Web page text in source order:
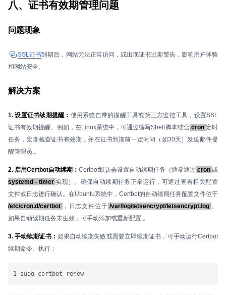
八、证书有效期管理问题
问题现象
SSL证书到期后，网站无法正常访问，或出现证书过期警告，影响用户体验
和网站安全。
解决方案
1. 设置证书续期提醒： 使用系统自带的提醒工具或第三方监控工具，设置SSL
证书有效期提醒。例如，在Linux系统中，可通过编写Shell脚本结合 cron 定时
任务，定期检查证书有效期，并在证书到期前一定时间（如30天）发送邮件提
醒管理员 。
2. 启用Certbot自动续期： Certbot默认会设置自动续期任务（通常通过 cron 或
systemd - timer实现）。确保自动续期任务正常运行，可通过查看相关配置
文件或日志进行确认。在Ubuntu系统中，Certbot的自动续期任务配置文件位于
/etc/cron.d/certbot
，日志文件位于 /var/log/letsencrypt/letsencrypt.log 。
如果自动续期任务未生效，可手动添加或重新配置 。
3. 手动续期证书： 如果自动续期失败或需要立即续期证书，可手动运行Certbot
续期命令。执行：
1 sudo certbot renew